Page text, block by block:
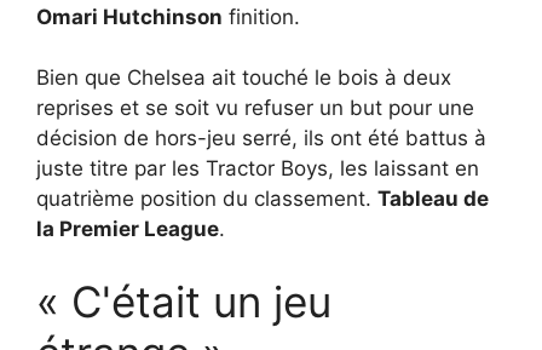
Omari Hutchinson finition.
Bien que Chelsea ait touché le bois à deux
reprises et se soit vu refuser un but pour une
décision de hors-jeu serré, ils ont été battus à
juste titre par les Tractor Boys, les laissant en
quatrième position du classement. Tableau de
la Premier League.
« C'était un jeu